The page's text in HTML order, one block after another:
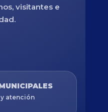
visitantes e
atención